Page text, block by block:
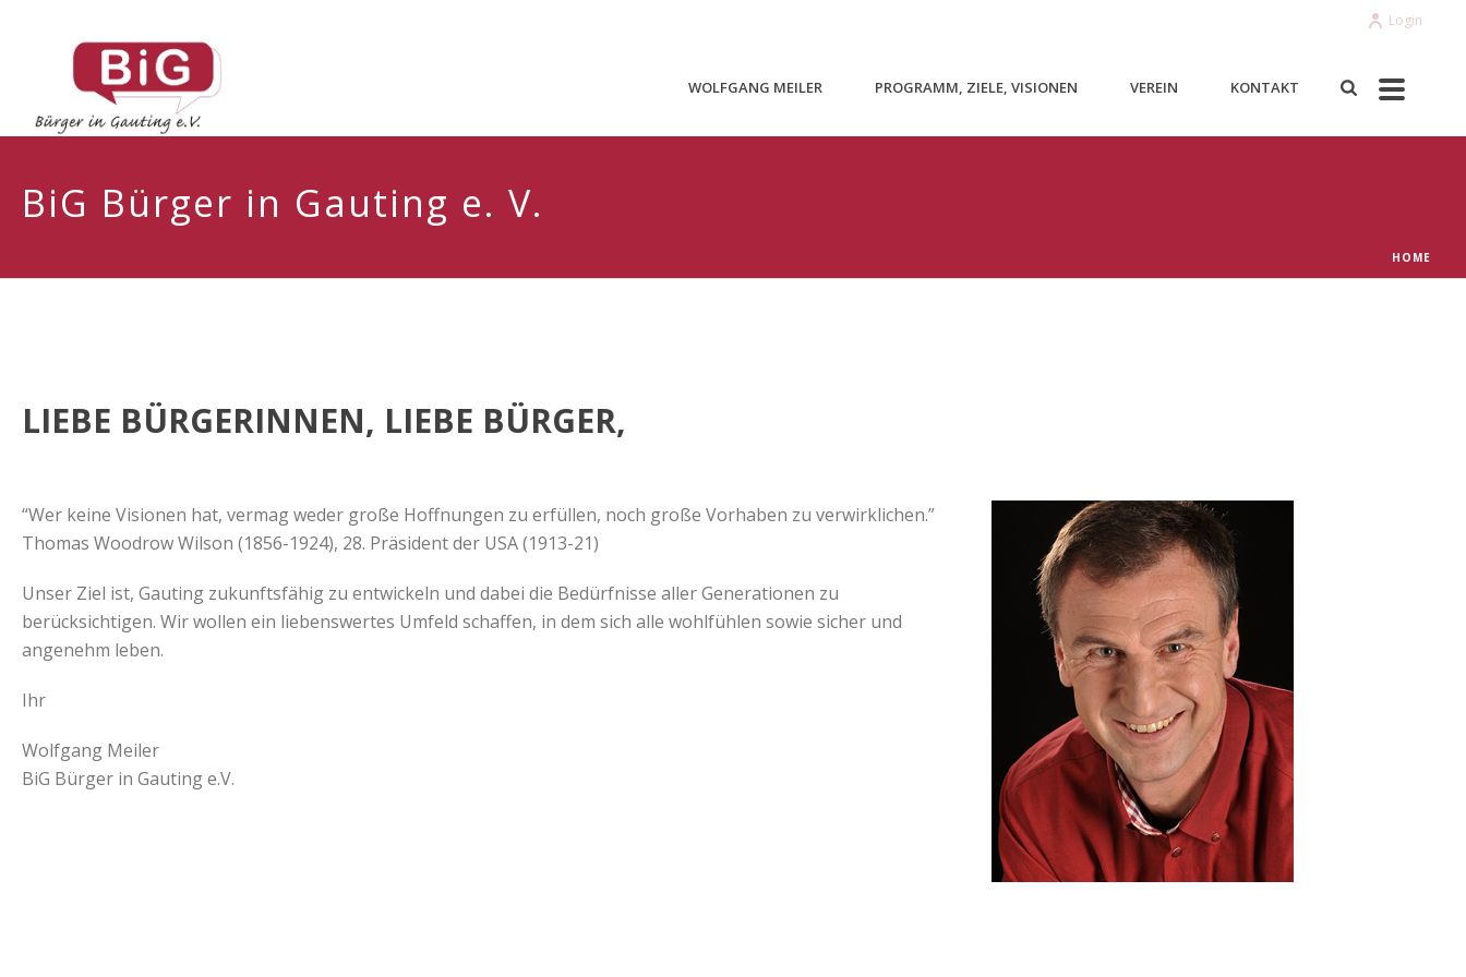
Login
WOLFGANG MEILER PROGRAMM, ZIELE, VISIONEN VEREIN KONTAKT
BiG Bürger in Gauting e. V.
HOME
LIEBE BÜRGERINNEN, LIEBE BÜRGER,
“Wer keine Visionen hat, vermag weder große Hoffnungen zu erfüllen, noch große Vorhaben zu verwirklichen.”
Thomas Woodrow Wilson (1856-1924), 28. Präsident der USA (1913-21)
Unser Ziel ist, Gauting zukunftsfähig zu entwickeln und dabei die Bedürfnisse aller Generationen zu
berücksichtigen. Wir wollen ein liebenswertes Umfeld schaffen, in dem sich alle wohlfühlen sowie sicher und
angenehm leben.
Ihr
Wolfgang Meiler
BiG Bürger in Gauting e.V.